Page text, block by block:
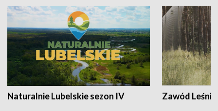
Naturalnie Lubelskie sezon IV Zawód Leśnik